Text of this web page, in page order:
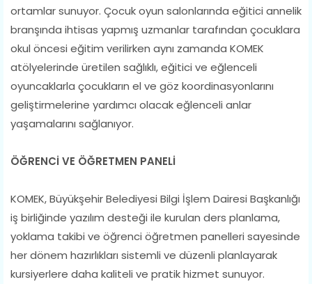
ortamlar sunuyor. Çocuk oyun salonlarında eğitici annelik
branşında ihtisas yapmış uzmanlar tarafından çocuklara
okul öncesi eğitim verilirken aynı zamanda KOMEK
atölyelerinde üretilen sağlıklı, eğitici ve eğlenceli
oyuncaklarla çocukların el ve göz koordinasyonlarını
geliştirmelerine yardımcı olacak eğlenceli anlar
yaşamalarını sağlanıyor.
ÖĞRENCİ VE ÖĞRETMEN PANELİ
KOMEK, Büyükşehir Belediyesi Bilgi İşlem Dairesi Başkanlığı
iş birliğinde yazılım desteği ile kurulan ders planlama,
yoklama takibi ve öğrenci öğretmen panelleri sayesinde
her dönem hazırlıkları sistemli ve düzenli planlayarak
kursiyerlere daha kaliteli ve pratik hizmet sunuyor.